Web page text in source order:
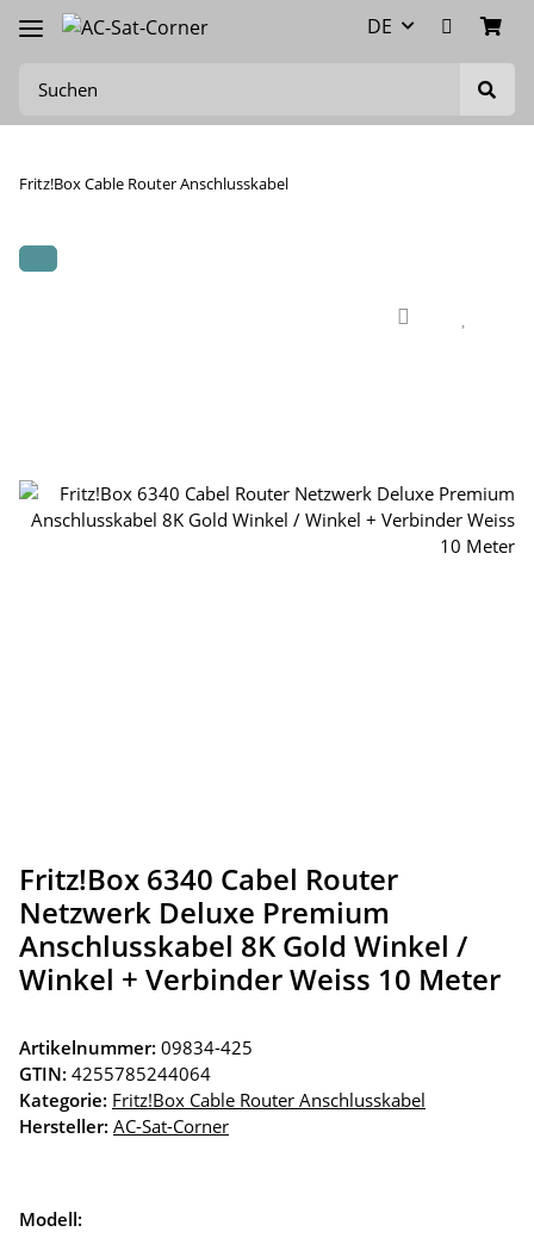
DE
Fritz!Box Cable Router Anschlusskabel
Fritz!Box 6340 Cabel Router
Netzwerk Deluxe Premium
Anschlusskabel 8K Gold Winkel /
Winkel + Verbinder Weiss 10 Meter
Artikelnummer: 09834-425
GTIN: 4255785244064
Kategorie: Fritz!Box Cable Router Anschlusskabel
Hersteller: AC-Sat-Corner
Modell: